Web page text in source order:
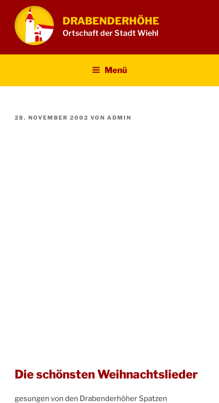
Inhalt
springen
DRABENDERHÖHE
Ortschaft der Stadt Wiehl
Menü
VERÖFFENTLICHT
28. NOVEMBER 2002 VON ADMIN
Die schönsten Weihnachtslieder
gesungen von den Drabenderhöher Spatzen